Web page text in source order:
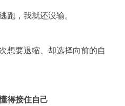
跑，我就还没输。
想要退缩、却选择向前的自
得接住自己